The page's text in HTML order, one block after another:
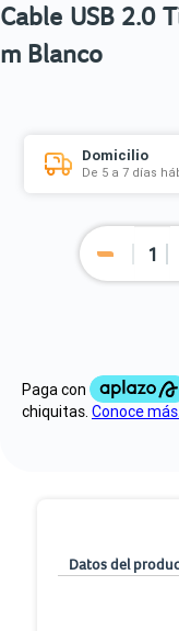
Cable USB 2.0
m Blanco
Domicilio
De 5 a 7 días
Datos del